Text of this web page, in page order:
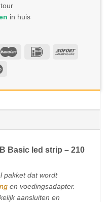
in huis
Basic led strip – 210
pakket dat wordt
en voedingsadapter.
aansluiten en